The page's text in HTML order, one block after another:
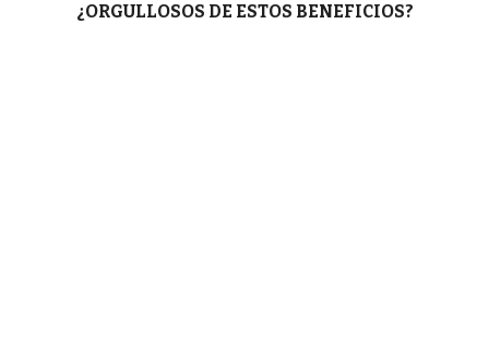
¿ORGULLOSOS DE ESTOS BENEFICIOS?